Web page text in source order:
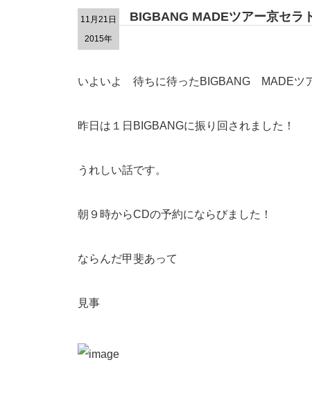
11月21日
2015年
BIGBANG MADEツアー京セラ
いよいよ 待ちに待ったBIGBANG MADEツ
昨日は１日BIGBANGに振り回されました！
うれしい話です。
朝９時からCDの予約にならびました！
ならんだ甲斐あって
見事